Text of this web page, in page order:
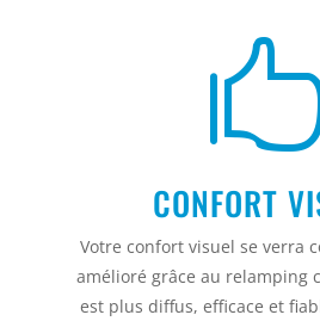
CONFORT
Votre confort visuel se verra
amélioré grâce au relamping
est plus diffus, efficace et